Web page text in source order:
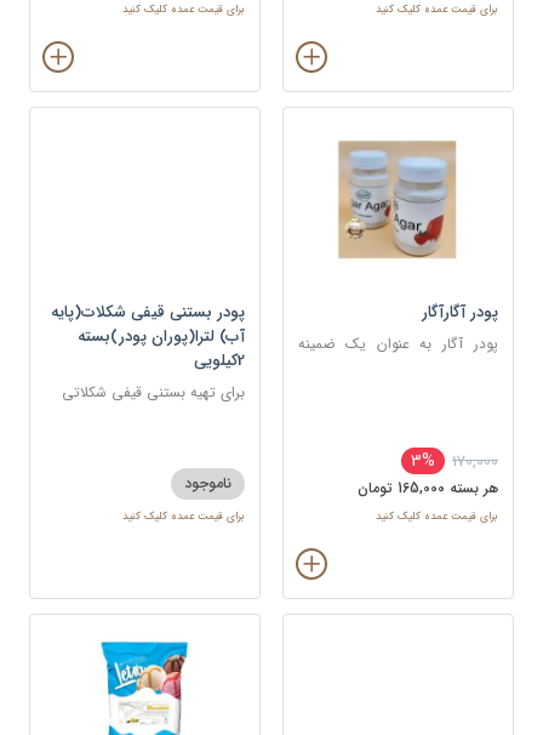
برای قیمت عمده کلیک کنید برای قیمت عمده کلیک کنید
پودر آگارآگار
پودر آگار به عنوان یک ضمینه
170,000
3%
هر بسته 165,000 تومان
برای قیمت عمده کلیک کنید
پودر بستنی قیفی شکلات(پایه
آب) لترا(پوران پودر)بسته
2کیلویی
برای تهیه بستنی قیفی شکلاتی
ناموجود
برای قیمت عمده کلیک کنید